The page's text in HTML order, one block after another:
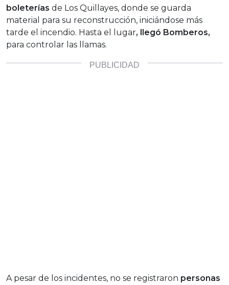
boleterías de Los Quillayes, donde se guarda
material para su reconstrucción, iniciándose más
tarde el incendio. Hasta el lugar, llegó Bomberos,
para controlar las llamas.
A pesar de los incidentes, no se registraron personas